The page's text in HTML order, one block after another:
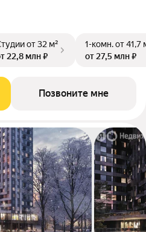
от 32 м²
22,8 млн ₽
1-комн.от 41,7
от 27,5 млн ₽
Позвоните мне